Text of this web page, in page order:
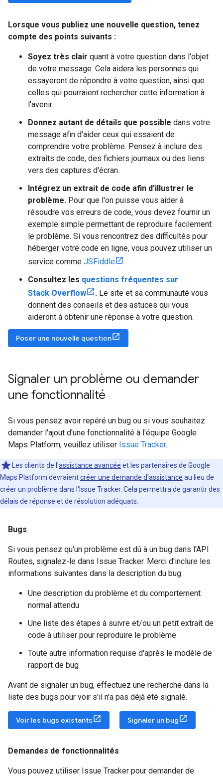
Lorsque vous publiez une nouvelle question, tenez
compte des points suivants :
Soyez très clair quant à votre question dans l'objet
de votre message. Cela aidera les personnes qui
essayeront de répondre à votre question, ainsi que
celles qui pourraient rechercher cette information à
l'avenir.
Donnez autant de détails que possible dans votre
message afin d'aider ceux qui essaient de
comprendre votre problème. Pensez à inclure des
extraits de code, des fichiers journaux ou des liens
vers des captures d'écran.
Intégrez un extrait de code afin d'illustrer le
problème. Pour que l'on puisse vous aider à
résoudre vos erreurs de code, vous devez fournir un
exemple simple permettant de reproduire facilement
le problème. Si vous rencontrez des difficultés pour
héberger votre code en ligne, vous pouvez utiliser un
service comme JSFiddle
.
Consultez les questions fréquentes sur
Stack Overflow
. Le site et sa communauté vous
donnent des conseils et des astuces qui vous
aideront à obtenir une réponse à votre question.
Poser une nouvelle question
Signaler un problème ou demander
une fonctionnalité
Si vous pensez avoir repéré un bug ou si vous souhaitez
demander l'ajout d'une fonctionnalité à l'équipe Google
Maps Platform, veuillez utiliser Issue Tracker.
Les clients de l'assistance avancée et les partenaires de Google
Maps Platform devraientcréer une demande d'assistance au lieu de
créer un problème dans l'Issue Tracker. Cela permettra de garantir des
délais de réponse et de résolution adéquats.
Bugs
Si vous pensez qu'un problème est dû à un bug dans l'API
Routes, signalez-le dans Issue Tracker. Merci d'inclure les
informations suivantes dans la description du bug :
Une description du problème et du comportement
normal attendu
Une liste des étapes à suivre et/ou un petit extrait de
code à utiliser pour reproduire le problème
Toute autre information requise d'après le modèle de
rapport de bug
Avant de signaler un bug, effectuez une recherche dans la
liste des bugs pour voir s'il n'a pas déjà été signalé.
Voir les bugs existants Signaler un bug
Demandes de fonctionnalités
Vous pouvez utiliser Issue Tracker pour demander de